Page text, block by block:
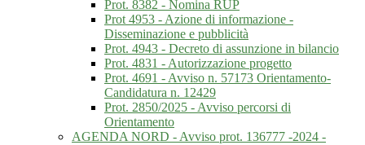
Prot. 8382 - Nomina RUP
Prot 4953 - Azione di informazione -
Disseminazione e pubblicità
Prot. 4943 - Decreto di assunzione in bilancio
Prot. 4831 - Autorizzazione progetto
Prot. 4691 - Avviso n. 57173 Orientamento-
Candidatura n. 12429
Prot. 2850/2025 - Avviso percorsi di
Orientamento
AGENDA NORD - Avviso prot. 136777 -2024 -